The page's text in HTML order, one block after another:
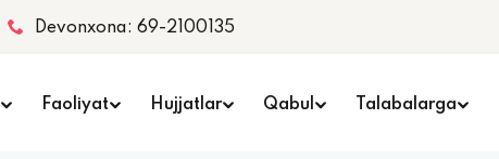
Devonxona: 69-2100135
Faoliyat Hujjatlar Qabul Talabalarga